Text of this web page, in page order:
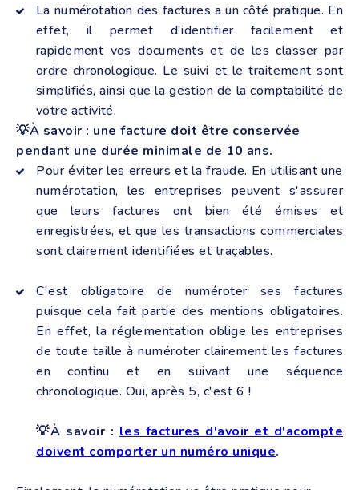
La numérotation des factures a un côté pratique. En
effet, il permet d'identifier facilement et
rapidement vos documents et de les classer par
ordre chronologique. Le suivi et le traitement sont
simplifiés, ainsi que la gestion de la comptabilité de
votre activité.
💡À savoir : une facture doit être conservée
pendant une durée minimale de 10 ans.
Pour éviter les erreurs et la fraude. En utilisant une
numérotation, les entreprises peuvent s'assurer
que leurs factures ont bien été émises et
enregistrées, et que les transactions commerciales
sont clairement identifiées et traçables.
C'est obligatoire de numéroter ses factures
puisque cela fait partie des mentions obligatoires.
En effet, la réglementation oblige les entreprises
de toute taille à numéroter clairement les factures
en continu et en suivant une séquence
chronologique. Oui, après 5, c'est 6 !
💡À savoir : les factures d'avoir et d'acompte
doivent comporter un numéro unique.